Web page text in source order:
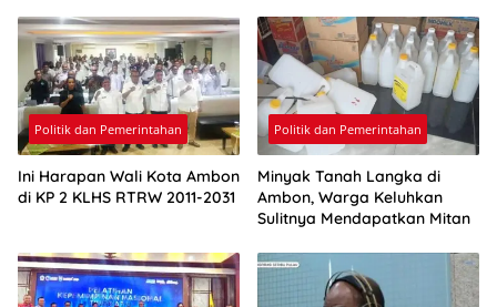
Politik dan Pemerintahan
Ini Harapan Wali Kota Ambon
di KP 2 KLHS RTRW 2011-2031
Politik dan Pemerintahan
Minyak Tanah Langka di
Ambon, Warga Keluhkan
Sulitnya Mendapatkan Mitan